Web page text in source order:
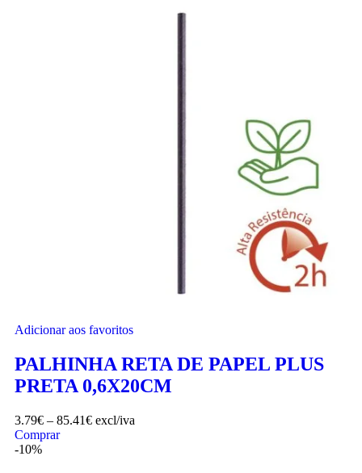
Adicionar aos favoritos
PALHINHA RETA DE PAPEL PLUS
PRETA 0,6X20CM
3.79€ – 85.41€ excl/iva
Comprar
-10%